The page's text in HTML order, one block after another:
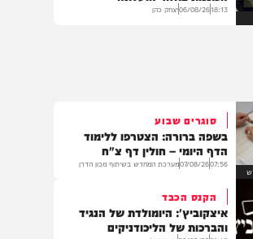
מסר של מלחמה?
צפון קוריאה שיגרה טיל בליסטי:
סוגרים שבוע
בשפה ברורה: הצטרפו ללימוד
הדף היומי – חולין דף צ"ח
07:56
07/08/26מערכת המחדש בשיתוף מכון הדרן